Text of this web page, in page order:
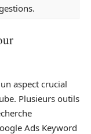
aspect crucial
Plusieurs outils
Ads Keyword